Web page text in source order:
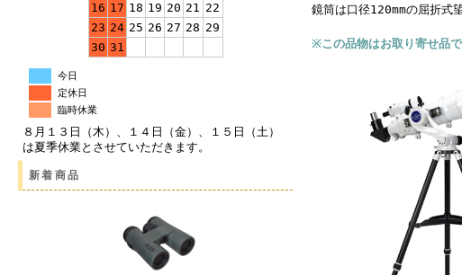
16 17 18 19 20 21 22
23 24 25 26 27 28 29
30 31
今日
定休日
臨時休業
８月１３日（木）、１４日（金）、１５日（土）
は夏季休業とさせていただきます。
新着商品
鏡筒は口径120mmの屈折式
※この品物はお取り寄せ品